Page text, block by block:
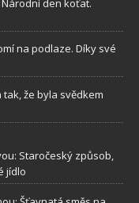
den koťat.
na podlaze. Díky své
že byla svědkem
Staročeský způsob,
jídlo